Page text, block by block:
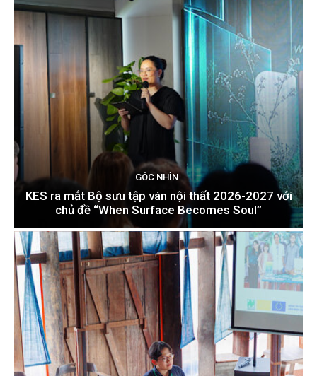
GÓC NHÌN
KES ra mắt Bộ sưu tập ván nội thất 2026-2027 với
chủ đề “When Surface Becomes Soul”